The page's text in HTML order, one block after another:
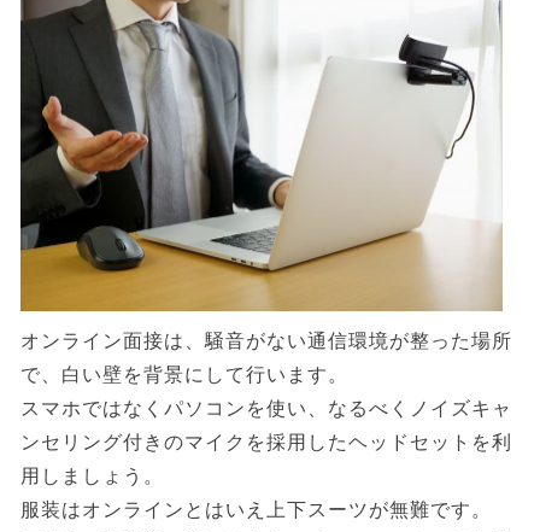
オンライン面接は、騒音がない通信環境が整った場所
で、白い壁を背景にして行います。
スマホではなくパソコンを使い、なるべくノイズキャ
ンセリング付きのマイクを採用したヘッドセットを利
用しましょう。
服装はオンラインとはいえ上下スーツが無難です。